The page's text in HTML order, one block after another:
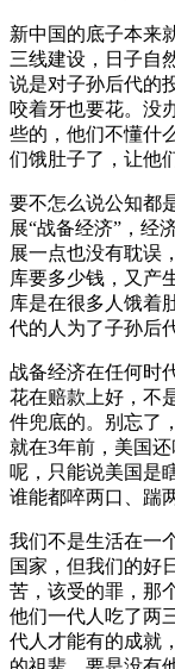
新中国的底子本来
三线建设，日子自
说是对子孙后代的
咬着牙也要花。没
些的，他们不懂什
们饿肚子了，让他
要不怎么说公知都
展“战备经济”，经
展一点也没有耽误
库要多少钱，又产
库是在很多人饿着
代的人为了子孙后
战备经济在任何时
花在赔款上好，不
件兜底的。别忘了
就在3年前，美国
呢，只能说美国是
谁能都啐两口、踹
我们不是生活在一
国家，但我们的好
苦，该受的罪，那
他们一代人吃了两
代人才能有的成就